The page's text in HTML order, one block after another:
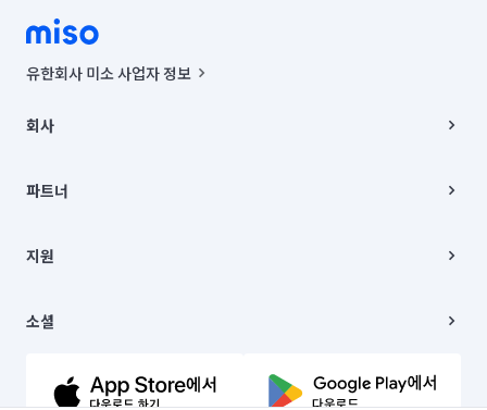
유한회사 미소 사업자 정보
00019 |
주소 | 본사: 서울특별시 종로구 율곡로 6(중학동, 트윈트리빌딩) B동 5층
컨택센터 : 서울특별시 종로구 수송동 율곡로 24, 7층, 8층 미소
상품, 상품정보, 거래에 관한 의무와 책임은 거래당사자에게 있습니다.
언론 보도 관련 문의:
© 유한회사 미소. Miso, Inc. All Rights Reserved.
회사
채용
파트너
이사
지원
이용약관
문의하기
소셜
유튜브